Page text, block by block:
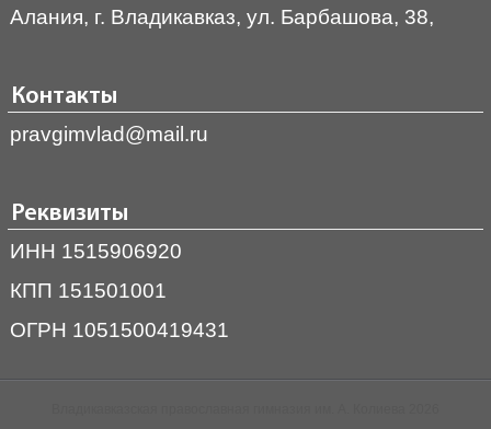
Алания, г. Владикавказ, ул. Барбашова, 38,
Контакты
pravgimvlad@mail.ru
Реквизиты
ИНН 1515906920
КПП 151501001
ОГРН 1051500419431